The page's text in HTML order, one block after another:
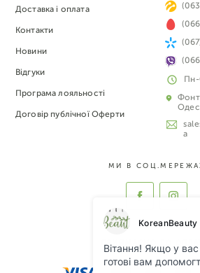
Доставка і оплата
Контакти
Новини
Відгуки
Програма лояльності
Договір публічної Оферти
Пн-
a
МИ В
ПРИЙМАЄМО ДО